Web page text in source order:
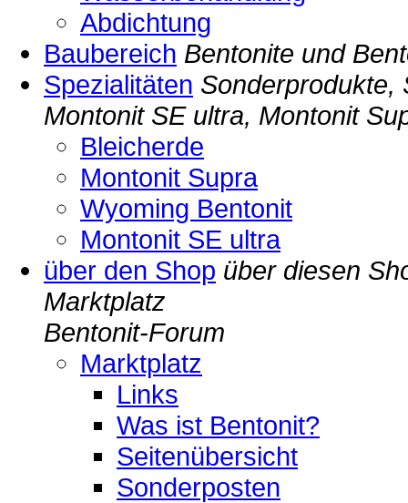
Abdichtung
Baubereich Bentonite und
Spezialitäten Sonderprodukte,
Montonit SE ultra, Montonit
Bleicherde
Montonit Supra
Wyoming Bentonit
Montonit SE ultra
über den Shop über diesen
Marktplatz
Bentonit-Forum
Marktplatz
Links
Was ist Bentonit?
Seitenübersicht
Sonderposten